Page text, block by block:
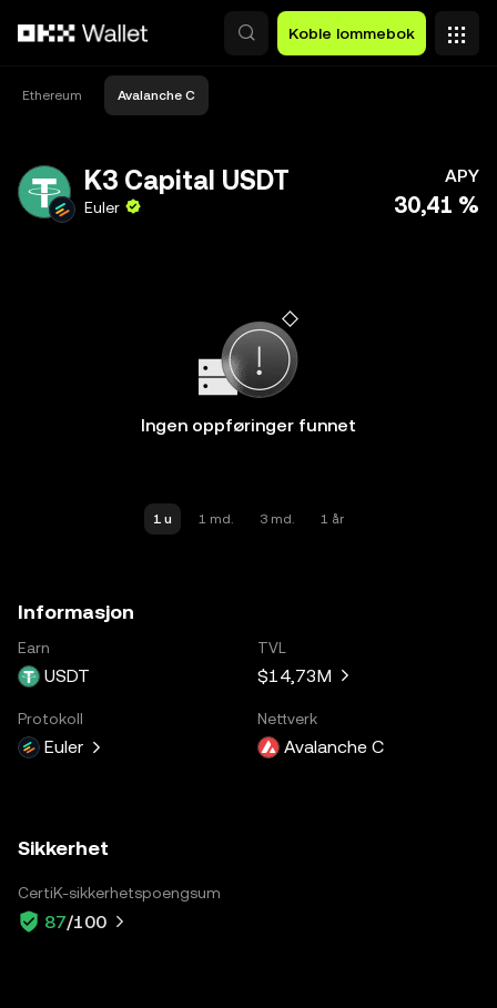
Koble lommebok
Ethereum Avalanche C
K3 Capital USDT
Euler
APY
30,41 %
Ingen oppføringer funnet
1 u 1 md. 3 md. 1 år
Informasjon
Earn
USDT
TVL
$14,73M
Protokoll
Euler
Nettverk
Avalanche C
Sikkerhet
CertiK-sikkerhetspoengsum
87/100